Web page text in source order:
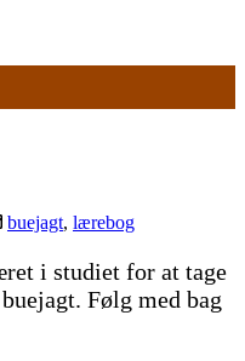
buejagt, lærebog
i studiet for at tage
Følg med bag